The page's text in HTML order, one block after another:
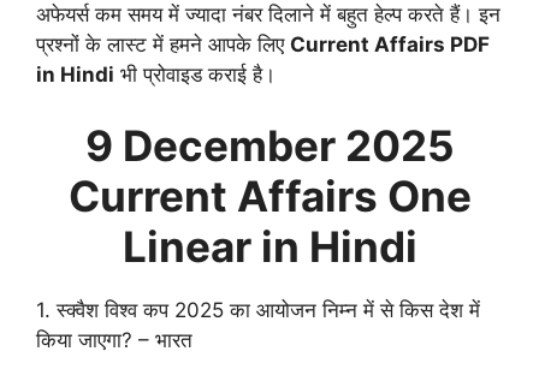
अफेयर्स कम समय में ज्यादा नंबर दिलाने में बहुत हेल्प करते हैं। इन
प्रश्नों के लास्ट में हमने आपके लिए Current Affairs PDF
in Hindi भी प्रोवाइड कराई है।
9 December2025
Current Affairs One
Linear in Hindi
1. स्क्वैश विश्व कप 2025 का आयोजन निम्न में से किस देश में
किया जाएगा? – भारत